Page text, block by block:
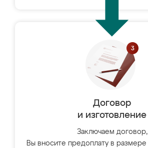
Договор
и изготовление
Заключаем договор,
Вы вносите предоплату в размере